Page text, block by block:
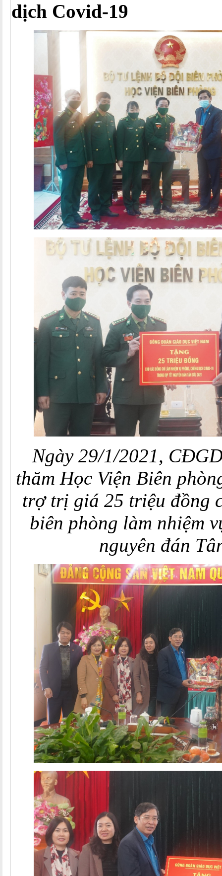
dịch Covid-19
Ngày 29/1/2021,
thăm Học Viện Biên
trợ trị giá 25 triệu đồng
biên phòng làm nhiệm
nguyên đán